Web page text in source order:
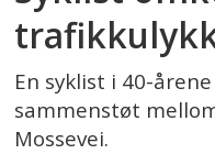
En syklist i 40-
sammenstøt
Mossevei.